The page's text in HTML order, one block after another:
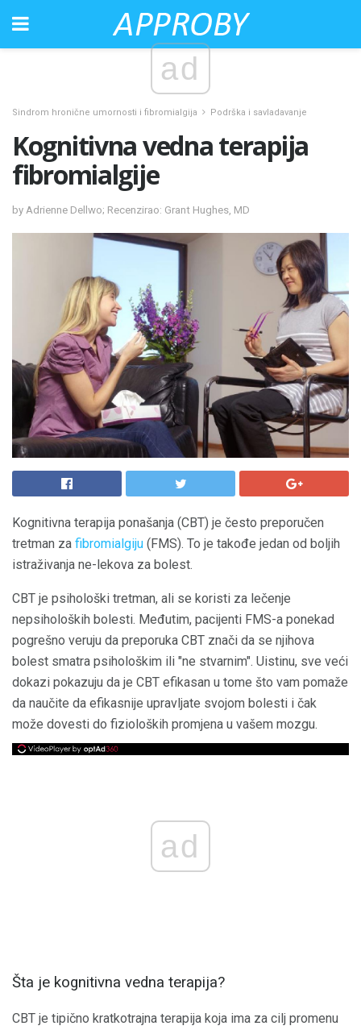
ad
Sindrom hronične umornosti i fibromialgija Podrška i savladavanje
Kognitivna vedna terapija
fibromialgije
by Adrienne Dellwo; Recenzirao: Grant Hughes, MD
Kognitivna terapija ponašanja (CBT) je često preporučen
tretman za fibromialgiju (FMS). To je takođe jedan od boljih
istraživanja ne-lekova za bolest.
CBT je psihološki tretman, ali se koristi za lečenje
nepsiholoških bolesti. Međutim, pacijenti FMS-a ponekad
pogrešno veruju da preporuka CBT znači da se njihova
bolest smatra psihološkim ili "ne stvarnim". Uistinu, sve veći
dokazi pokazuju da je CBT efikasan u tome što vam pomaže
da naučite da efikasnije upravljate svojom bolesti i čak
može dovesti do fizioloških promjena u vašem mozgu.
ad
Šta je kognitivna vedna terapija?
CBT je tipično kratkotrajna terapija koja ima za cilj promenu